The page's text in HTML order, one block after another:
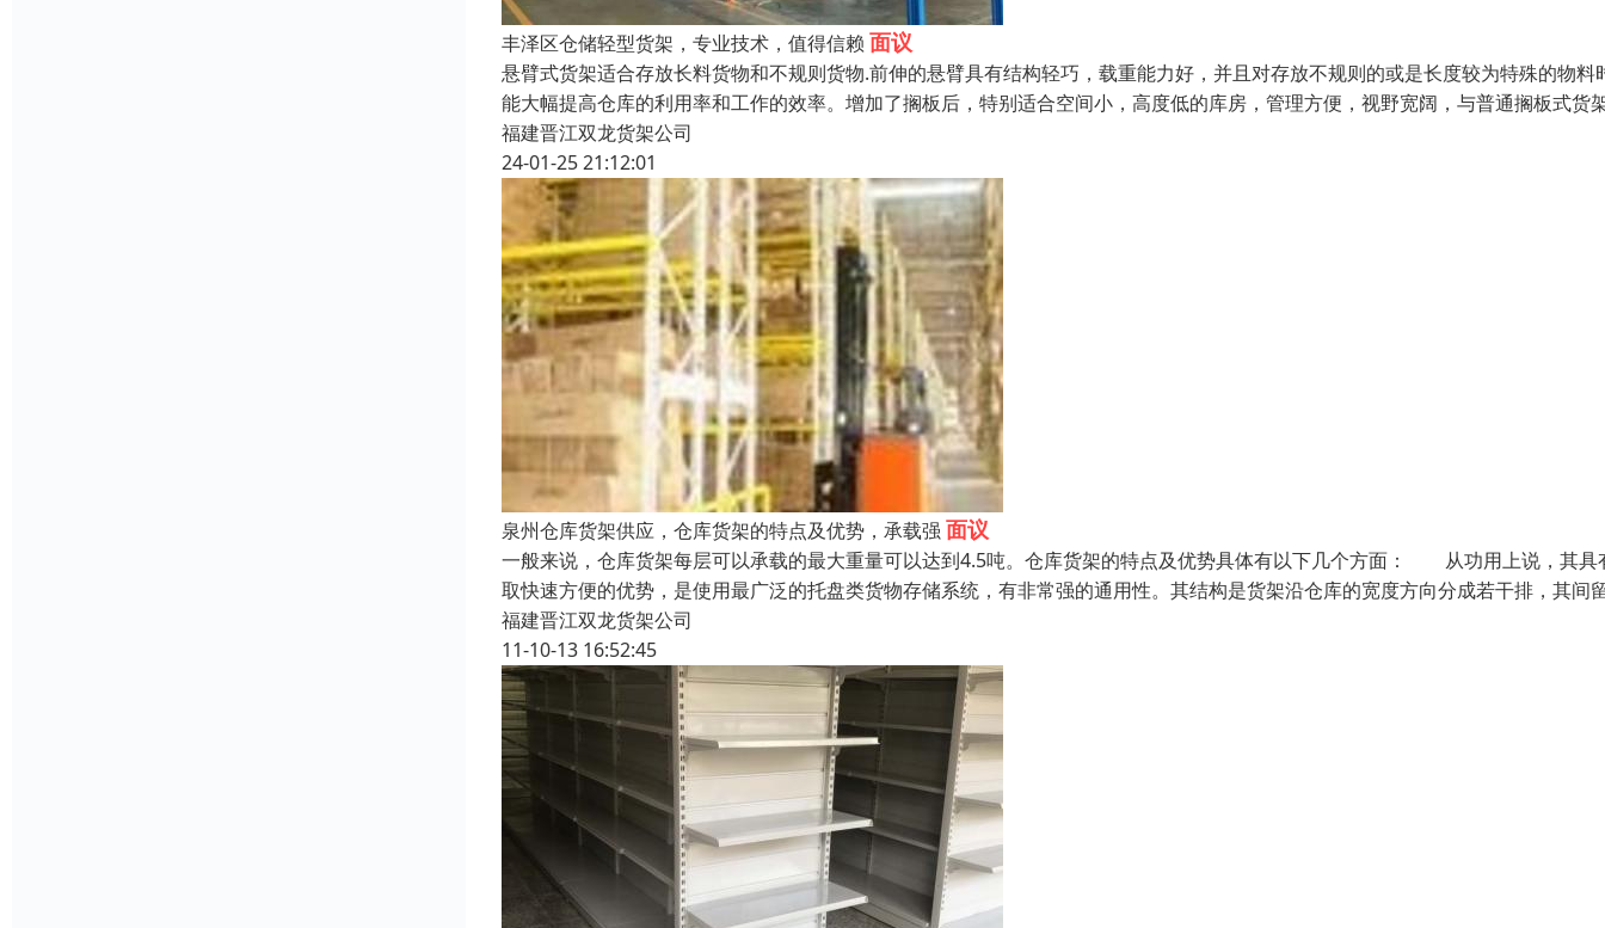
丰泽区仓储轻型货架，专业技术，值得信赖 面议
悬臂式货架适合存放长料货物和不规则货物.前伸的悬臂具有结构轻巧，载重能力好，并且对存放不规则的或是长度较为特殊的物料
能大幅提高仓库的利用率和工作的效率。增加了搁板后，特别适合空间小，高度低的库房，管理方便，视野宽阔，与普通搁板式货
福建晋江双龙货架公司
24-01-25 21:12:01
泉州仓库货架供应，仓库货架的特点及优势，承载强 面议
一般来说，仓库货架每层可以承载的最大重量可以达到4.5吨。仓库货架的特点及优势具体有以下几个方面： 从功用上说，其具
取快速方便的优势，是使用最广泛的托盘类货物存储系统，有非常强的通用性。其结构是货架沿仓库的宽度方向分成若干排，其间
福建晋江双龙货架公司
11-10-13 16:52:45